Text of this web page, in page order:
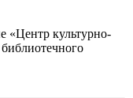
«Центр культурно-